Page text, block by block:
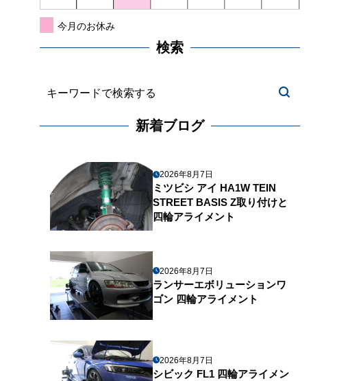
今月のお休み
検索
新着ブログ
2026年8月7日
ミツビシ アイ HA1W TEIN
STREET BASIS Z取り付けと
四輪アライメント
2026年8月7日
ランサーエボリューションワ
ゴン 四輪アライメント
2026年8月7日
シビック FL1 四輪アライメン